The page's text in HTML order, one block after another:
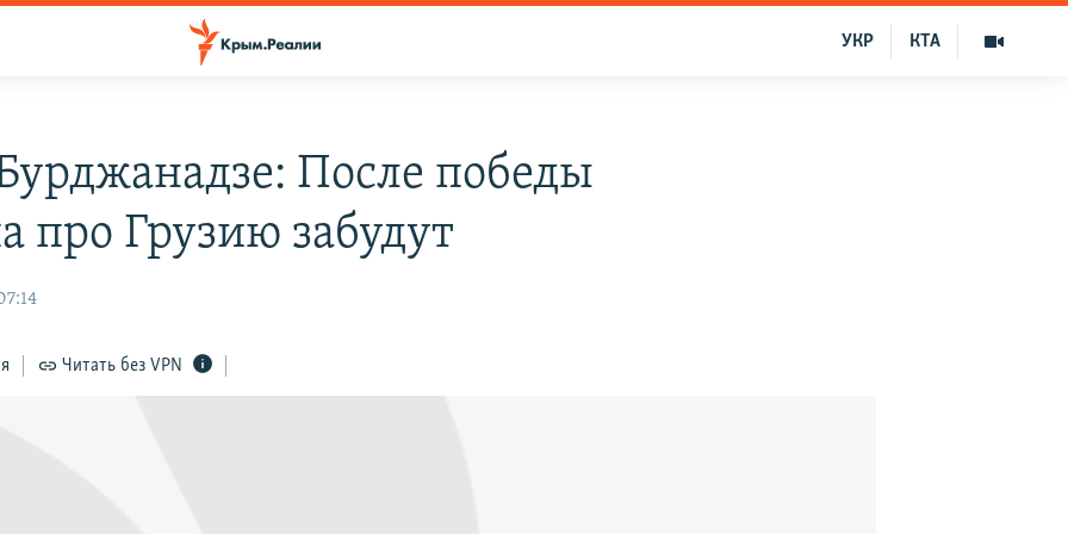
КТА
УКР
После победы
про Грузию забудут
Читать без VPN